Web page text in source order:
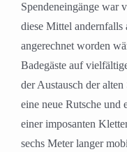
Spendeneingänge war
diese Mittel
angerechnet worden
Badegäste auf
der Austausch der
eine neue Rutsche
einer imposanten
sechs Meter langer